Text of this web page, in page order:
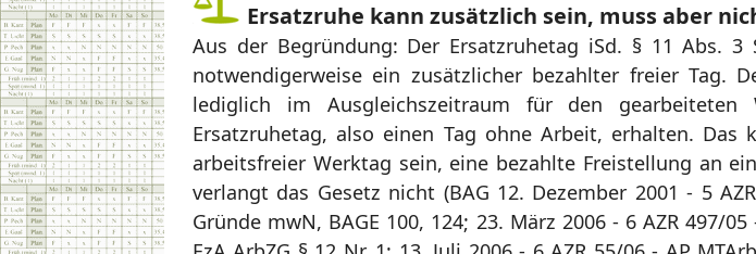
Ersatzruhe kann zusätzlich sein, muss aber
Aus der Begründung: Der Ersatzruhetag iSd. § 11 Abs.
notwendigerweise ein zusätzlicher bezahlter freier Tag.
lediglich im Ausgleichszeitraum für den gearbeiteten
Ersatzruhetag, also einen Tag ohne Arbeit, erhalten. Das
arbeitsfreier Werktag sein, eine bezahlte Freistellung an
verlangt das Gesetz nicht (BAG 12. Dezember 2001 - 5
Gründe mwN, BAGE 100, 124; 23. März 2006 - 6 AZR 497/